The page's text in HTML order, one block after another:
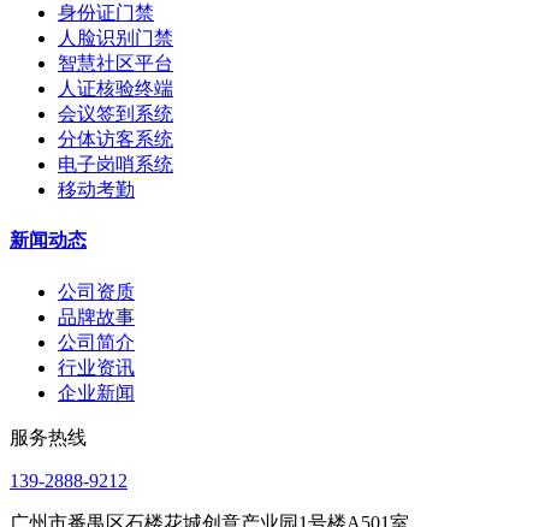
身份证门禁
人脸识别门禁
智慧社区平台
人证核验终端
会议签到系统
分体访客系统
电子岗哨系统
移动考勤
新闻动态
公司资质
品牌故事
公司简介
行业资讯
企业新闻
服务热线
139-2888-9212
广州市番禺区石楼花城创意产业园1号楼A501室